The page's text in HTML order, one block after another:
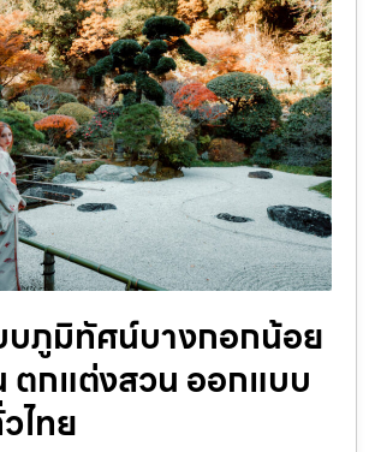
บภูมิทัศน์บางกอกน้อย
ตกแต่งสวน ออกแบบ
ไทย